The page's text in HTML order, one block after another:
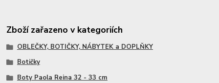
Zboží zařazeno v kategoriích
OBLEČKY, BOTIČKY, NÁBYTEK a DOPLŇKY
Botičky
Boty Paola Reina 32 - 33 cm